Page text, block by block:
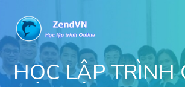
HỌC LẬP TRÌNH